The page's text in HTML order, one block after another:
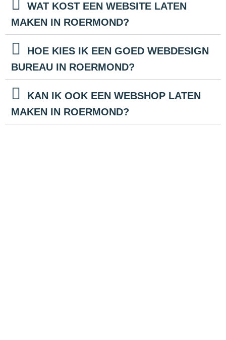
WAT KOST EEN WEBSITE LATEN
MAKEN IN ROERMOND?
HOE KIES IK EEN GOED WEBDESIGN
BUREAU IN ROERMOND?
KAN IK OOK EEN WEBSHOP LATEN
MAKEN IN ROERMOND?